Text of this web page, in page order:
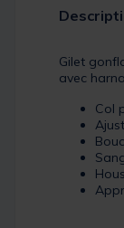
Gilet
avec
Col